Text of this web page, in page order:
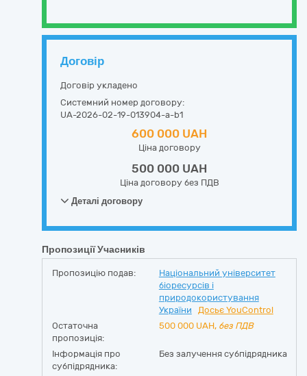
Договір
Договір укладено
Системний номер договору:
UA-2026-02-19-013904-a-b1
600 000 UAH
Ціна договору
500 000 UAH
Ціна договору без ПДВ
Деталі договору
Пропозиції Учасників
Пропозицію подав:
Національний університет
біоресурсів і
природокористування
України
Досьє YouControl
Остаточна
пропозиція:
500 000 UAH, без ПДВ
Інформація про
субпідрядника:
Без залучення субпідрядника